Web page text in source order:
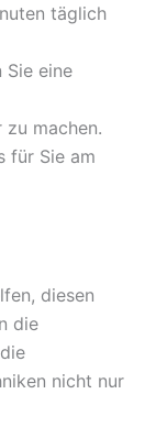
täglich
Sie eine
machen.
für Sie am
diesen
die
nicht nur